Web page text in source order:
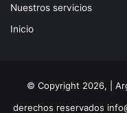
Nuestros servicios
Inicio
© Copyright 2026, |
derechos reservados